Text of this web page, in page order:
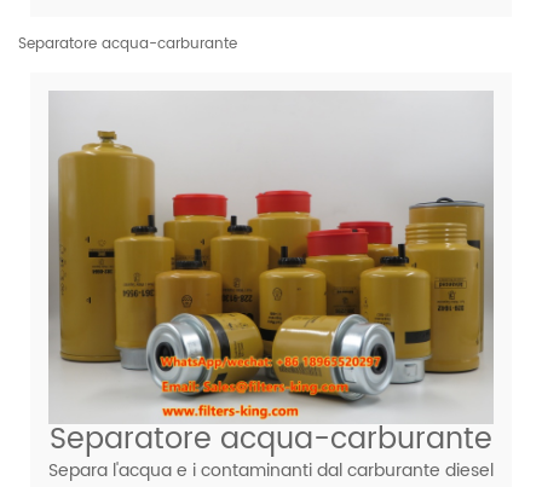
Separatore acqua-carburante
Separatore acqua-carburante
Separa l'acqua e i contaminanti dal carburante diesel